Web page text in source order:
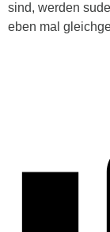
sind, werden
eben mal